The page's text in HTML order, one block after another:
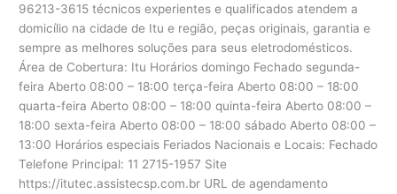
96213-3615 técnicos experientes e qualificados atendem a
domicílio na cidade de Itu e região, peças originais, garantia e
sempre as melhores soluções para seus eletrodomésticos.
Área de Cobertura: Itu Horários domingo Fechado segunda-
feira Aberto 08:00 – 18:00 terça-feira Aberto 08:00 – 18:00
quarta-feira Aberto 08:00 – 18:00 quinta-feira Aberto 08:00 –
18:00 sexta-feira Aberto 08:00 – 18:00 sábado Aberto 08:00 –
13:00 Horários especiais Feriados Nacionais e Locais: Fechado
Telefone Principal: 11 2715-1957 Site
https://itutec.assistecsp.com.br URL de agendamento